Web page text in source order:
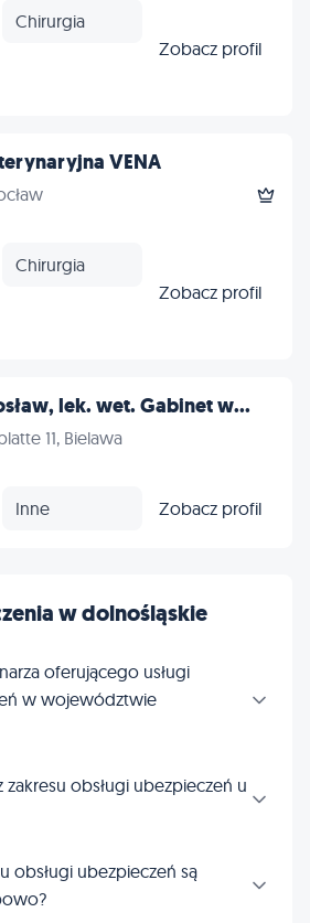
Chirurgia
Zobacz profil
VENA
Chirurgia
Zobacz profil
lek. wet. Gabinet w...
11, Bielawa
Inne Zobacz profil
w dolnośląskie
oferującego usługi
w województwie
zakresu obsługi ubezpieczeń u
obsługi ubezpieczeń są